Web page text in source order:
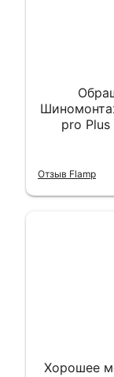
pro
Отзыв Flamp
Хорошее